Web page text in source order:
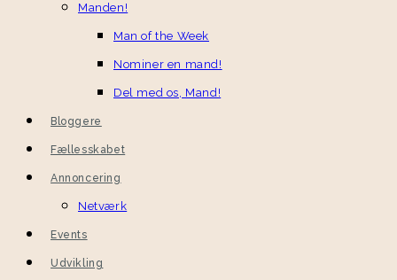
Manden!
Man of the Week
Nominer en mand!
Del med os, Mand!
Bloggere
Fællesskabet
Annoncering
Netværk
Events
Udvikling